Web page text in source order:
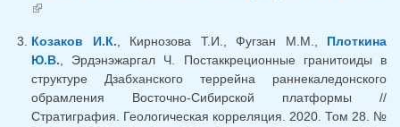
(внешняя ссылка)
Козаков И.К., Кирнозова Т.И., Фугзан М.М., Плоткина
Ю.В., Эрдэнэжаргал Ч. Постаккреционные гранитоиды в
структуре Дзабханского террейна раннекаледонского
обрамления Восточно-Сибирской платформы //
Стратиграфия. Геологическая корреляция. 2020. Том 28. №